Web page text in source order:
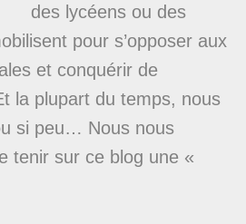
des lycéens ou des
pour s’opposer aux
et conquérir de
la plupart du temps, nous
si peu… Nous nous
tenir sur ce blog une «